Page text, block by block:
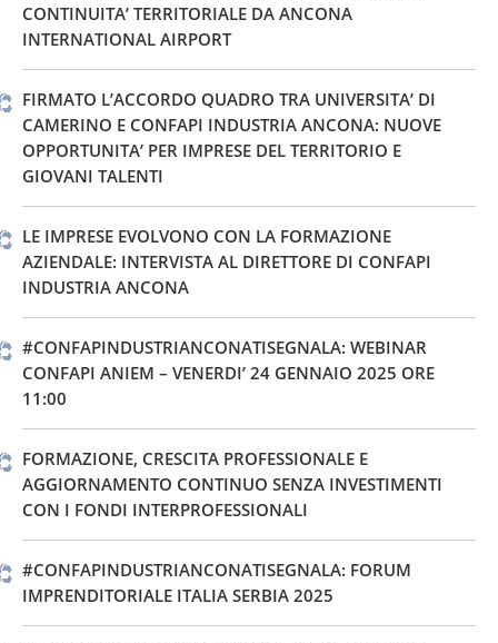
CONTINUITA’ TERRITORIALE DA ANCONA
INTERNATIONAL AIRPORT
FIRMATO L’ACCORDO QUADRO TRA UNIVERSITA’ DI
CAMERINO E CONFAPI INDUSTRIA ANCONA: NUOVE
OPPORTUNITA’ PER IMPRESE DEL TERRITORIO E
GIOVANI TALENTI
LE IMPRESE EVOLVONO CON LA FORMAZIONE
AZIENDALE: INTERVISTA AL DIRETTORE DI CONFAPI
INDUSTRIA ANCONA
#CONFAPINDUSTRIANCONATISEGNALA: WEBINAR
CONFAPI ANIEM – VENERDI’ 24 GENNAIO 2025 ORE
11:00
FORMAZIONE, CRESCITA PROFESSIONALE E
AGGIORNAMENTO CONTINUO SENZA INVESTIMENTI
CON I FONDI INTERPROFESSIONALI
#CONFAPINDUSTRIANCONATISEGNALA: FORUM
IMPRENDITORIALE ITALIA SERBIA 2025